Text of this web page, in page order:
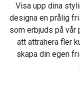
Visa upp dina
designa en prålig
som erbjuds på vår
att attrahera fler
skapa din egen